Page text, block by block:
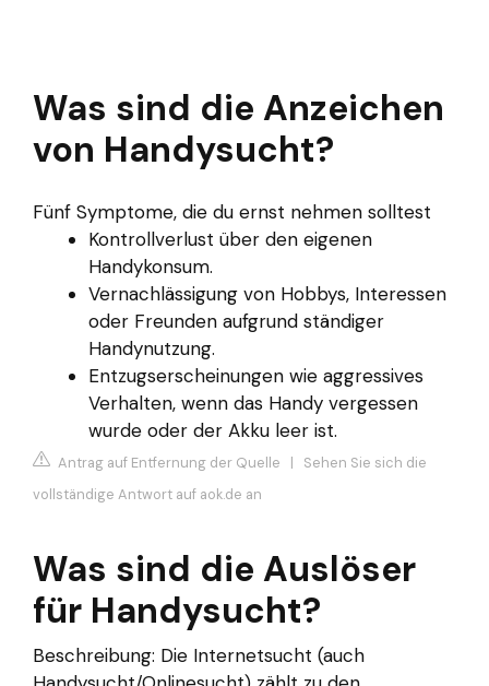
Was sind die Anzeichen
von Handysucht?
Fünf Symptome, die du ernst nehmen solltest
Kontrollverlust über den eigenen
Handykonsum.
Vernachlässigung von Hobbys, Interessen
oder Freunden aufgrund ständiger
Handynutzung.
Entzugserscheinungen wie aggressives
Verhalten, wenn das Handy vergessen
wurde oder der Akku leer ist.
Antrag auf Entfernung der Quelle | Sehen Sie sich die
vollständige Antwort auf aok.de an
Was sind die Auslöser
für Handysucht?
Beschreibung: Die Internetsucht (auch